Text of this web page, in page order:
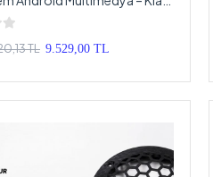
Double Teyp
TL 9.529,00 TL